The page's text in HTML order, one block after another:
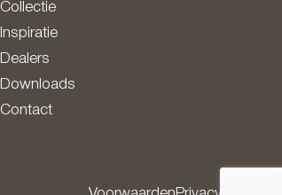
Collectie
Inspiratie
Dealers
Downloads
Contact